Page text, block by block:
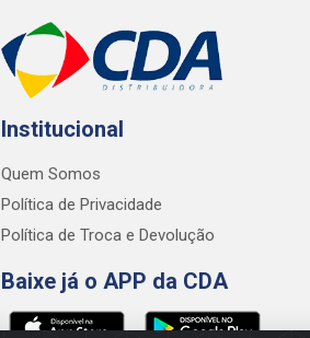
Institucional
Quem Somos
Política de Privacidade
Política de Troca e Devolução
Baixe já o APP da CDA